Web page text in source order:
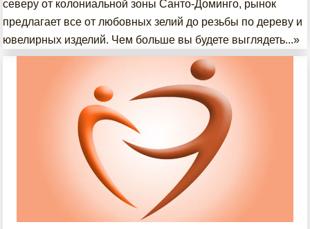
северу от колониальной зоны Санто-Доминго, рынок
предлагает все от любовных зелий до резьбы по дереву и
ювелирных изделий. Чем больше вы будете выглядеть...»